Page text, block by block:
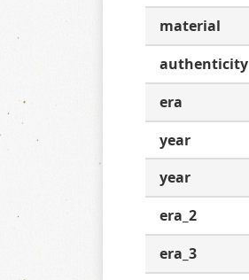
material
authenticity
era
year
year
era_2
era_3